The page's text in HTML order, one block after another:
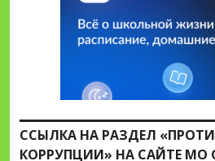
ССЫЛКА НА РАЗДЕЛ
КОРРУПЦИИ» НА САЙТЕ МО